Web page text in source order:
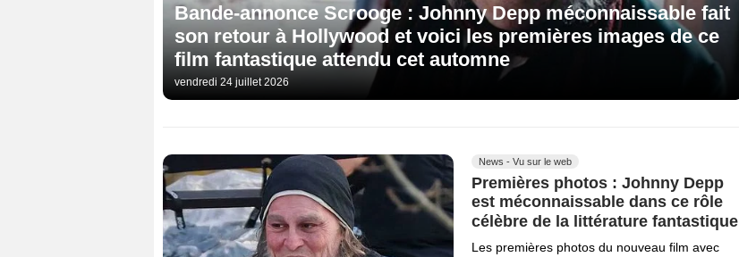
Bande-annonce Scrooge : Johnny Depp méconnaissable fait
son retour à Hollywood et voici les premières images de ce
film fantastique attendu cet automne
vendredi 24 juillet 2026
News - Vu sur le web
Premières photos : Johnny Depp
est méconnaissable dans ce rôle
célèbre de la littérature fantastique
Les premières photos du nouveau film avec